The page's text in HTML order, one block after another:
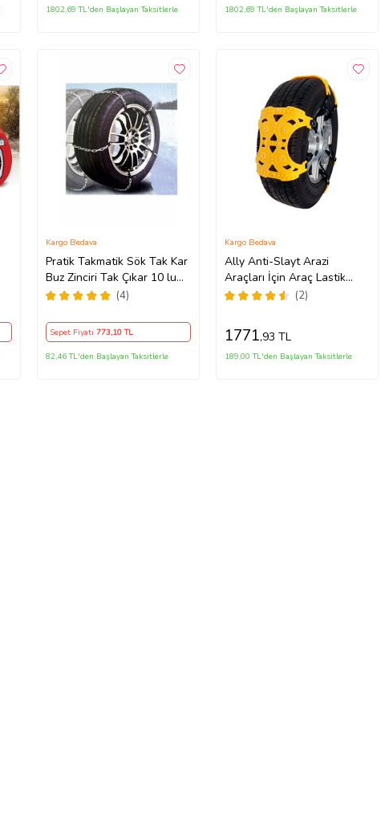
1802,69 TL'den Başlayan Taksitlerle 1802,69 TL'den Başlayan Taksitlerle
Pratik Takmatik Sök Tak Kar
Buz Zinciri Tak Çıkar 10 lu
Patinaj Lastik Zinciri Kış
(4)
Kargo Bedava
Sepet Fiyatı773,10 TL
82,46 TL'den Başlayan Taksitlerle
Ally Anti-Slayt Arazi
Araçları İçin Araç Lastik
Zinciri (Sarı)
(2)
Kargo Bedava
1771,93 TL
189,00 TL'den Başlayan Taksitlerle